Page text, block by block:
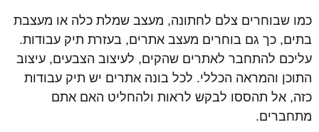
כמו שבוחרים צלם לחתונה, מעצב שמלת כלה או מעצבת
בתים, כך גם בוחרים מעצב אתרים, בעזרת תיק עבודות.
עליכם להתחבר לאתרים שהקים, לעיצוב הצבעים, עיצוב
התוכן והמראה הכללי. לכל בונה אתרים יש תיק עבודות
כזה, אל תהססו לבקש לראות ולהחליט האם אתם
מתחברים.